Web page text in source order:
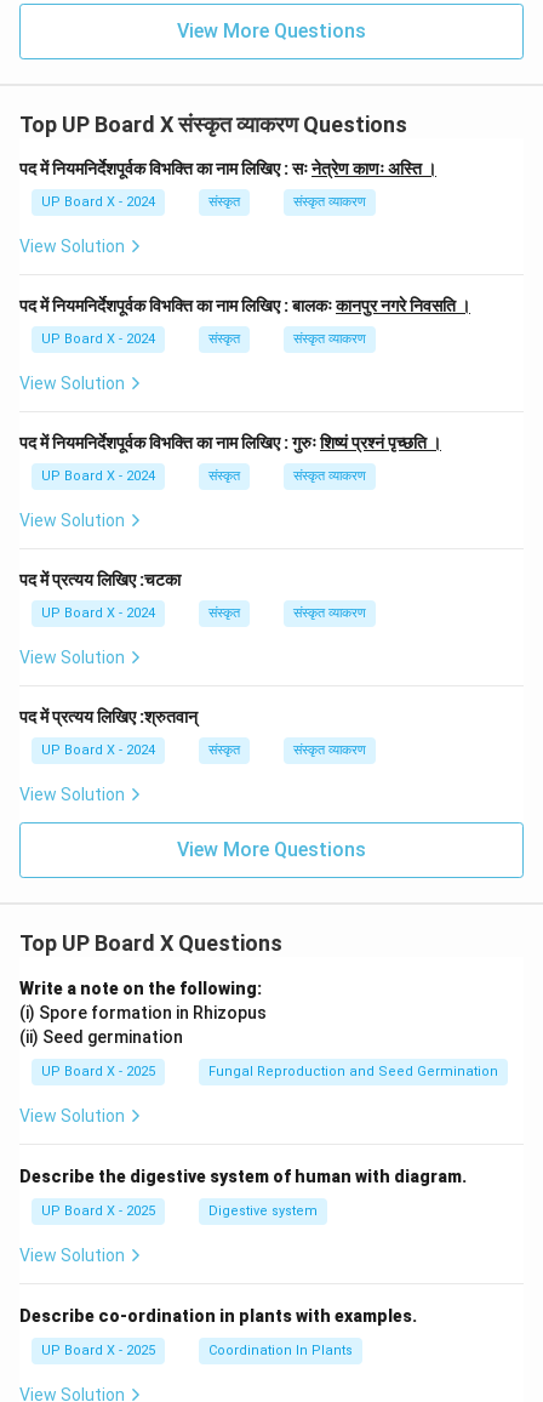
View More Questions
Top UP Board X संस्कृत व्याकरण Questions
पद में नियमनिर्देशपूर्वक विभक्ति का नाम लिखिए : सःनेत्रेण काणः अस्ति ।
UP Board X - 2024 संस्कृत संस्कृत व्याकरण
View Solution
पद में नियमनिर्देशपूर्वक विभक्ति का नाम लिखिए : बालकःकानपुर नगरे निवसति ।
UP Board X - 2024 संस्कृत संस्कृत व्याकरण
View Solution
पद में नियमनिर्देशपूर्वक विभक्ति का नाम लिखिए : गुरुःशिष्यं प्रश्नं पृच्छति ।
UP Board X - 2024 संस्कृत संस्कृत व्याकरण
View Solution
पद में प्रत्यय लिखिए :चटका
UP Board X - 2024 संस्कृत संस्कृत व्याकरण
View Solution
पद में प्रत्यय लिखिए :श्रुतवान्
UP Board X - 2024 संस्कृत संस्कृत व्याकरण
View Solution
View More Questions
Top UP Board X Questions
Write a note on the following:
(i) Spore formation in Rhizopus
(ii) Seed germination
UP Board X - 2025 Fungal Reproduction and Seed Germination
View Solution
Describe the digestive system of human with diagram.
UP Board X - 2025 Digestive system
View Solution
Describe co-ordination in plants with examples.
UP Board X - 2025 Coordination In Plants
View Solution